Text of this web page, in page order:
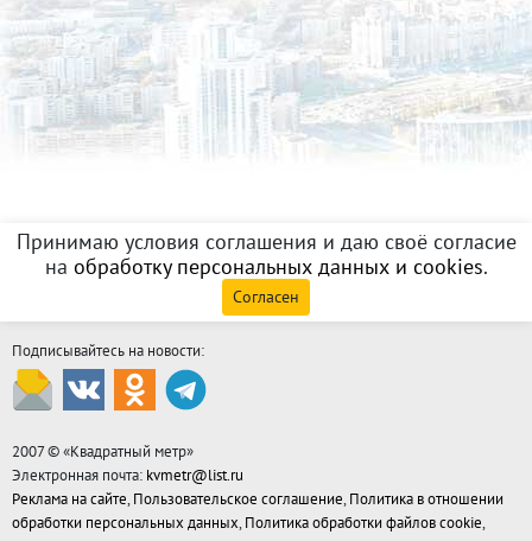
Принимаю условия соглашения и даю своё согласие
на обработку персональных данных и cookies.
Согласен
Подписывайтесь на новости:
2007 © «Квадратный метр»
Электронная почта: kvmetr@list.ru
Реклама на сайте, Пользовательское соглашение, Политика в отношении
обработки персональных данных, Политика обработки файлов cookie,